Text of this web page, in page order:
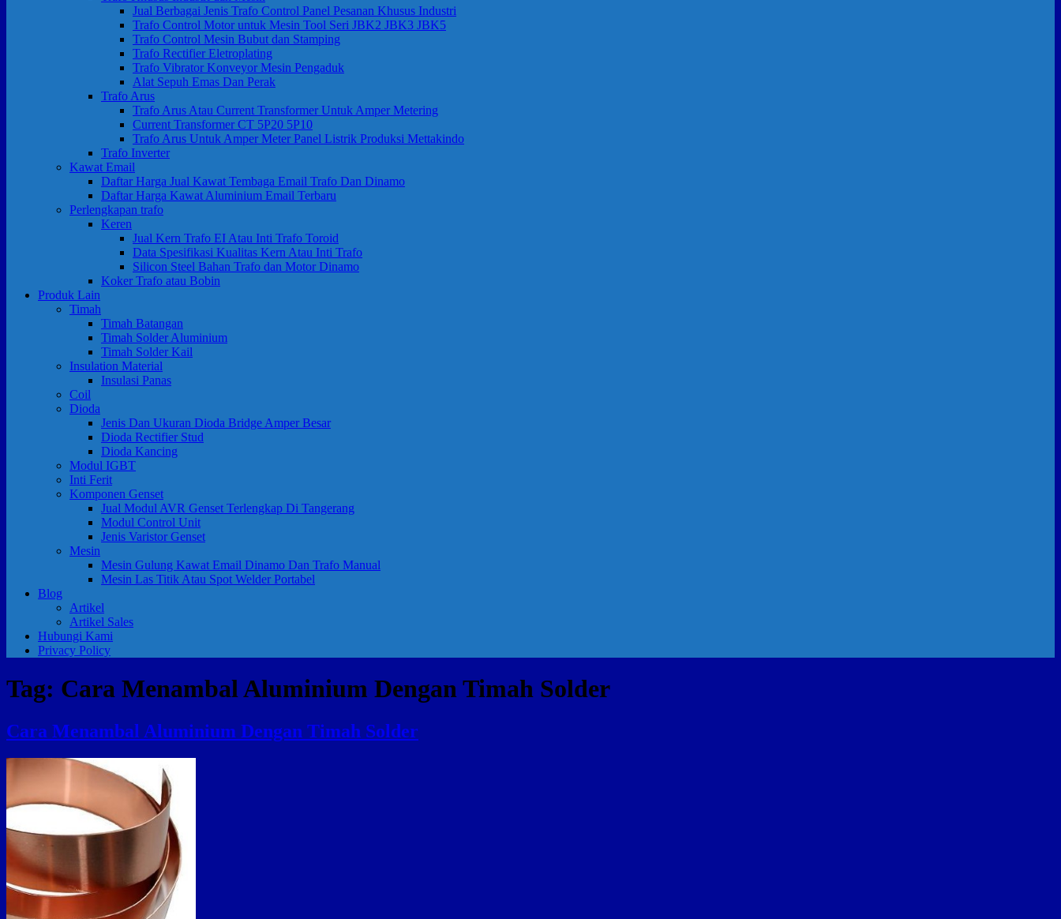
Jual Berbagai Jenis Trafo Control Panel Pesanan Khusus Industri
Trafo Control Motor untuk Mesin Tool Seri JBK2 JBK3 JBK5
Trafo Control Mesin Bubut dan Stamping
Trafo Rectifier Eletroplating
Trafo Vibrator Konveyor Mesin Pengaduk
Alat Sepuh Emas Dan Perak
Trafo Arus
Trafo Arus Atau Current Transformer Untuk Amper Metering
Current Transformer CT 5P20 5P10
Trafo Arus Untuk Amper Meter Panel Listrik Produksi Mettakindo
Trafo Inverter
Kawat Email
Daftar Harga Jual Kawat Tembaga Email Trafo Dan Dinamo
Daftar Harga Kawat Aluminium Email Terbaru
Perlengkapan trafo
Keren
Jual Kern Trafo EI Atau Inti Trafo Toroid
Data Spesifikasi Kualitas Kern Atau Inti Trafo
Silicon Steel Bahan Trafo dan Motor Dinamo
Koker Trafo atau Bobin
Produk Lain
Timah
Timah Batangan
Timah Solder Aluminium
Timah Solder Kail
Insulation Material
Insulasi Panas
Coil
Dioda
Jenis Dan Ukuran Dioda Bridge Amper Besar
Dioda Rectifier Stud
Dioda Kancing
Modul IGBT
Inti Ferit
Komponen Genset
Jual Modul AVR Genset Terlengkap Di Tangerang
Modul Control Unit
Jenis Varistor Genset
Mesin
Mesin Gulung Kawat Email Dinamo Dan Trafo Manual
Mesin Las Titik Atau Spot Welder Portabel
Blog
Artikel
Artikel Sales
Hubungi Kami
Privacy Policy
Tag: Cara Menambal Aluminium Dengan Timah Solder
Cara Menambal Aluminium Dengan Timah Solder